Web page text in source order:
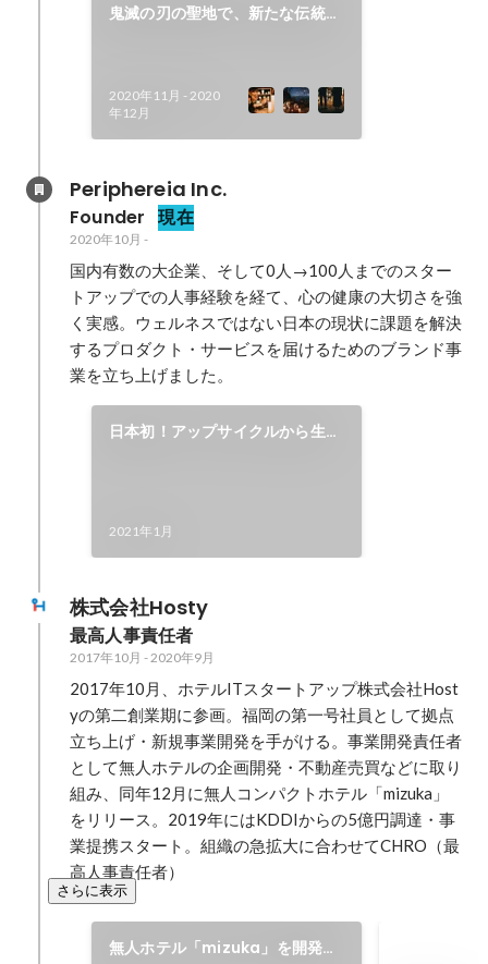
鬼滅の刃の聖地で、新たな伝統行
2020年11月 - 2020
年12月
Periphereia Inc.
Founder 現在
2020年10月 -
国内有数の大企業、そして0人→100人までのスター
トアップでの人事経験を経て、心の健康の大切さを強
く実感。ウェルネスではない日本の現状に課題を解決
するプロダクト・サービスを届けるためのブランド事
業を立ち上げました。
日本初！アップサイクルから生ま
2021年1月
株式会社Hosty
最高人事責任者
2017年10月 - 2020年9月
2017年10月、ホテルITスタートアップ株式会社Host
yの第二創業期に参画。福岡の第一号社員として拠点
立ち上げ・新規事業開発を手がける。事業開発責任者
として無人ホテルの企画開発・不動産売買などに取り
組み、同年12月に無人コンパクトホテル「mizuka」
をリリース。2019年にはKDDIからの5億円調達・事
業提携スタート。組織の急拡大に合わせてCHRO（最
高人事責任者）
さらに表示
無人ホテル「mizuka」を開発・